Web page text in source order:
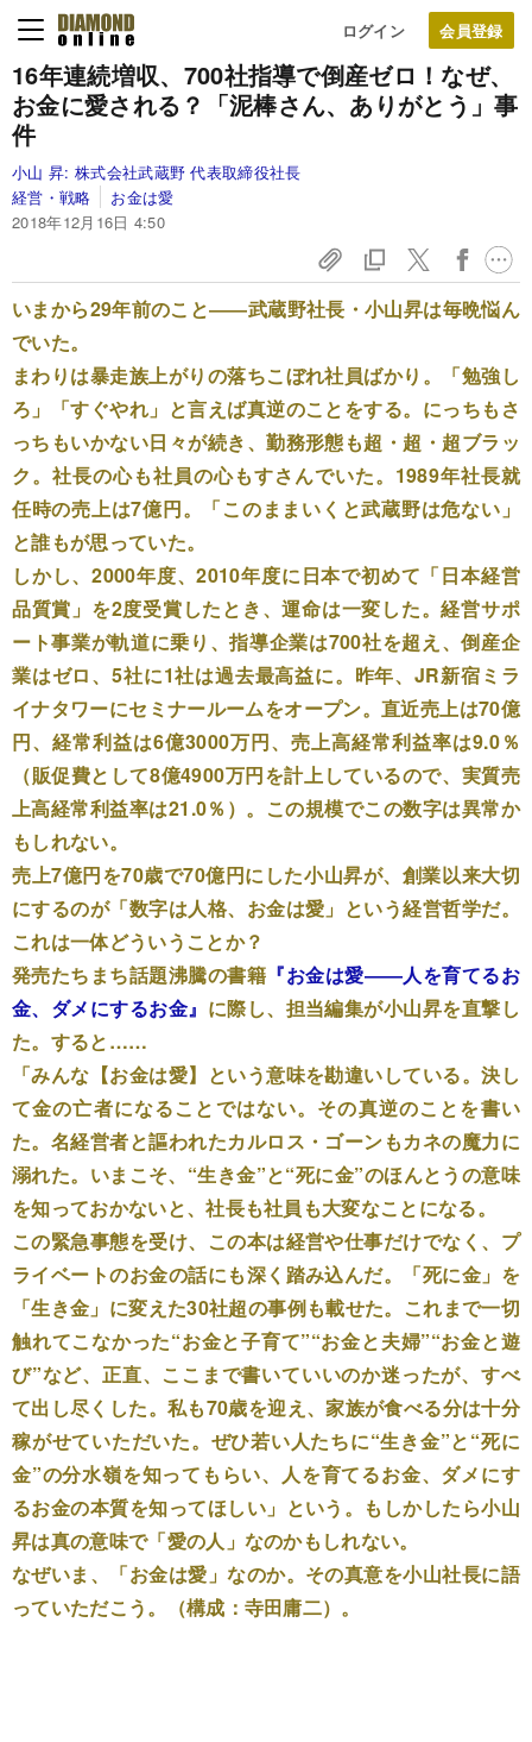
ログイン
16年連続増収、 700社指導で倒産ゼロ！なぜ、
お金に愛される？ 「泥棒さん、ありがとう」事
件
小山 昇: 株式会社武蔵野 代表取締役社長
経営・戦略
お金は愛
2018年12月16日 4:50
いまから29年前のこと――武蔵野社長・小山昇は毎晩悩ん
でいた。
まわりは暴走族上がりの落ちこぼれ社員ばかり。「勉強し
ろ」「すぐやれ」と言えば真逆のことをする。にっちもさ
っちもいかない日々が続き、勤務形態も超・超・超ブラッ
ク。社長の心も社員の心もすさんでいた。1989年社長就
任時の売上は7億円。「このままいくと武蔵野は危ない」
と誰もが思っていた。
しかし、2000年度、2010年度に日本で初めて「日本経営
品質賞」を2度受賞したとき、運命は一変した。経営サポ
ート事業が軌道に乗り、指導企業は700社を超え、倒産企
業はゼロ、5社に1社は過去最高益に。昨年、JR新宿ミラ
イナタワーにセミナールームをオープン。直近売上は70億
円、経常利益は6億3000万円、売上高経常利益率は9.0％
（販促費として8億4900万円を計上しているので、実質売
上高経常利益率は21.0％）。この規模でこの数字は異常か
もしれない。
売上7億円を70歳で70億円にした小山昇が、創業以来大切
にするのが「数字は人格、お金は愛」という経営哲学だ。
これは一体どういうことか？
発売たちまち話題沸騰の書籍 『お金は愛――人を育てるお
金、ダメにするお金』 に際し、担当編集が小山昇を直撃し
た。すると……
「みんな【お金は愛】という意味を勘違いしている。決し
て金の亡者になることではない。その真逆のことを書い
た。名経営者と謳われたカルロス・ゴーンもカネの魔力に
溺れた。いまこそ、“生き金”と“死に金”のほんとうの意味
を知っておかないと、社長も社員も大変なことになる。
この緊急事態を受け、この本は経営や仕事だけでなく、プ
ライベートのお金の話にも深く踏み込んだ。「死に金」を
「生き金」に変えた30社超の事例も載せた。これまで一切
触れてこなかった“お金と子育て”“お金と夫婦”“お金と遊
び”など、正直、ここまで書いていいのか迷ったが、すべ
て出し尽くした。私も70歳を迎え、家族が食べる分は十分
稼がせていただいた。ぜひ若い人たちに“生き金”と“死に
金”の分水嶺を知ってもらい、人を育てるお金、ダメにす
るお金の本質を知ってほしい」という。もしかしたら小山
昇は真の意味で「愛の人」なのかもしれない。
なぜいま、「お金は愛」なのか。その真意を小山社長に語
っていただこう。（構成：寺田庸二）。